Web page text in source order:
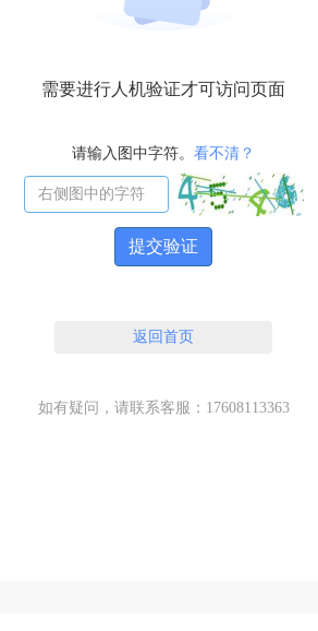
需要进行人机验证才可访问页面
请输入图中字符。 看不清？
提交验证
返回首页
如有疑问，请联系客服：17608113363